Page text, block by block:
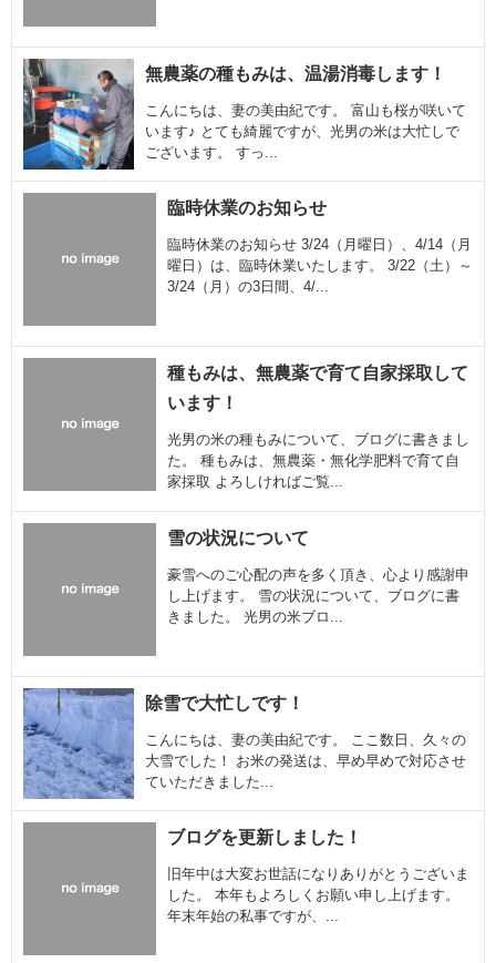
無農薬の種もみは、温湯消毒します！
こんにちは、妻の美由紀です。 富山も桜が咲いて
います♪ とても綺麗ですが、光男の米は大忙しで
ございます。 すっ...
臨時休業のお知らせ
臨時休業のお知らせ 3/24（月曜日）、4/14（月
曜日）は、臨時休業いたします。 3/22（土）～
3/24（月）の3日間、4/...
種もみは、無農薬で育て自家採取して
います！
光男の米の種もみについて、ブログに書きまし
た。 種もみは、無農薬・無化学肥料で育て自
家採取 よろしければご覧...
雪の状況について
豪雪へのご心配の声を多く頂き、心より感謝申
し上げます。 雪の状況について、ブログに書
きました。 光男の米ブロ...
除雪で大忙しです！
こんにちは、妻の美由紀です。 ここ数日、久々の
大雪でした！ お米の発送は、早め早めで対応させ
ていただきました...
ブログを更新しました！
旧年中は大変お世話になりありがとうございま
した。 本年もよろしくお願い申し上げます。
年末年始の私事ですが、...